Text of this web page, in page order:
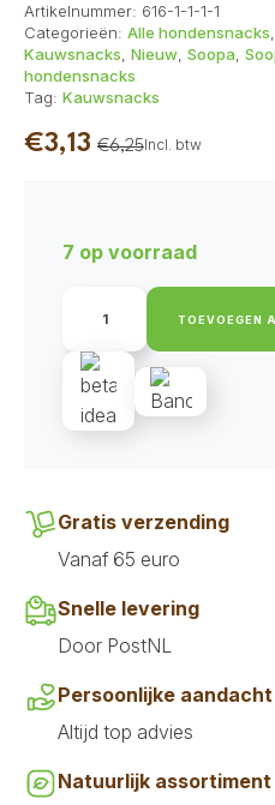
Artikelnummer: 616-1-1-1-1
Categorieën: Alle hondensnacks,
Kauwsnacks, Nieuw, Soopa,
hondensnacks
Tag: Kauwsnacks
€6,25
Oorspronkelijke
€6,25.
€3,13
Huidige
€3,13.
Incl. btw
7 op voorraad
Dental
-
Pumpkin
Spiced
Latte
aantal
TOEVOEGEN
Gratis verzending
Vanaf 65 euro
Snelle levering
Door PostNL
Persoonlijke aandacht
Altijd top advies
Natuurlijk assortiment